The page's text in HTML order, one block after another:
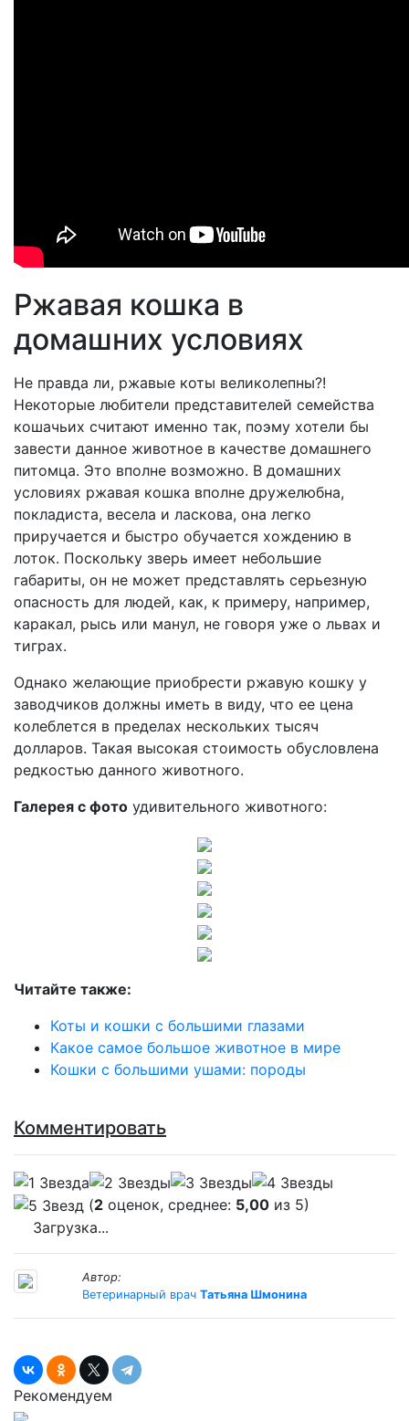
Ржавая кошка в
домашних условиях
Не правда ли, ржавые коты великолепны?!
Некоторые любители представителей семейства
кошачьих считают именно так, поэму хотели бы
завести данное животное в качестве домашнего
питомца. Это вполне возможно. В домашних
условиях ржавая кошка вполне дружелюбна,
покладиста, весела и ласкова, она легко
приручается и быстро обучается хождению в
лоток. Поскольку зверь имеет небольшие
габариты, он не может представлять серьезную
опасность для людей, как, к примеру, например,
каракал, рысь или манул, не говоря уже о львах и
тиграх.
Однако желающие приобрести ржавую кошку у
заводчиков должны иметь в виду, что ее цена
колеблется в пределах нескольких тысяч
долларов. Такая высокая стоимость обусловлена
редкостью данного животного.
Галерея с фото удивительного животного:
Читайте также:
Коты и кошки с большими глазами
Какое самое большое животное в мире
Кошки с большими ушами: породы
Комментировать
(2 оценок, среднее: 5,00 из 5)
Загрузка...
Автор:
Ветеринарный врач Татьяна Шмонина
Рекомендуем